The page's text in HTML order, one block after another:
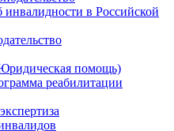
в Российской
помощь)
реабилитации